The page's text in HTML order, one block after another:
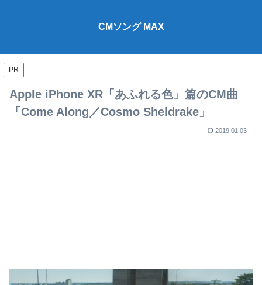
CMソング MAX
PR
Apple iPhone XR「あふれる色」篇のCM曲
「Come Along／Cosmo Sheldrake」
2019.01.03